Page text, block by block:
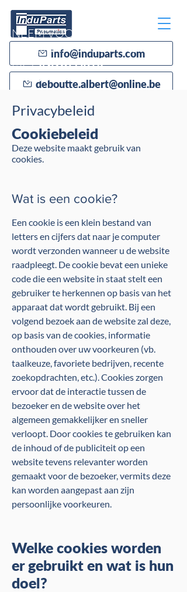
info@induparts.com
deboutte.albert@online.be
051 22 58 88
NEEM VOOR AL UW
PNEUMATICA CONTACT OP
METINDUPARTS
PNEUMATICS
Cookiebeleid
Deze website maakt gebruik van
cookies.
Wat is een cookie?
Een cookie is een klein bestand van
letters en cijfers dat naar je computer
wordt verzonden wanneer u de website
raadpleegt. De cookie bevat een unieke
code die een website in staat stelt een
gebruiker te herkennen op basis van het
apparaat dat wordt gebruikt. Bij een
volgend bezoek aan de website zal deze,
op basis van de cookies, informatie
onthouden over uw voorkeuren (vb.
taalkeuze, favoriete bedrijven, recente
zoekopdrachten, etc.). Cookies zorgen
ervoor dat de interactie tussen de
bezoeker en de website over het
algemeen gemakkelijker en sneller
verloopt. Door cookies te gebruiken kan
de inhoud of de publiciteit op een
website tevens relevanter worden
gemaakt voor de bezoeker, vermits deze
kan worden aangepast aan zijn
persoonlijke voorkeuren.
Welke cookies worden
er gebruikt en wat is hun
doel?
Privacybeleid